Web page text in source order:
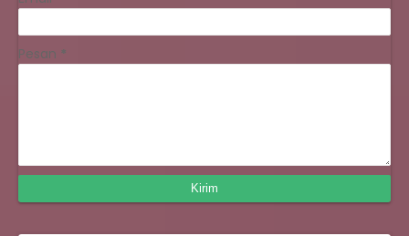
Pesan *